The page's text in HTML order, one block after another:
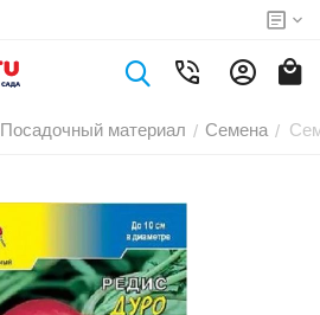
Посадочный материал / Семена /